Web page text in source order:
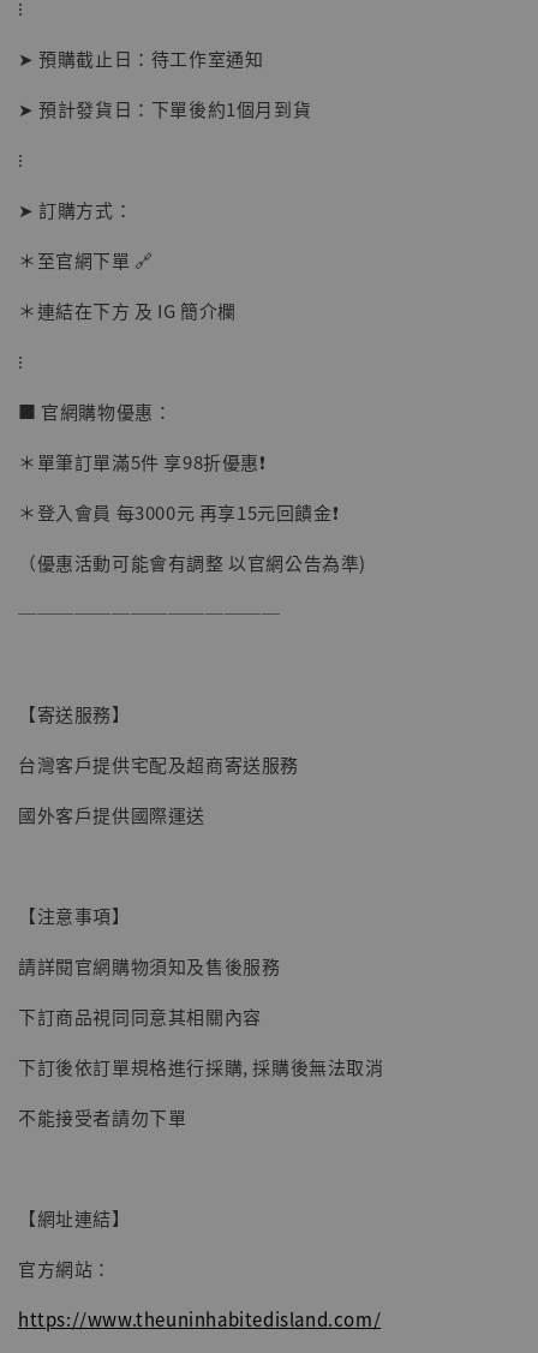
【店內現貨】海賊王 系列蒐藏雕像 布魯克達
NT$ 1,870
加購優惠【讓子彈飛 鵝城縣長 張麻子 [BK01]】
【現貨】BJSTUDIO 1/6系列可動蒐藏人偶 讓
NT$ 4,980
NT$ 5,300
⁝
➤ 預購截止日：待工作室通知
➤ 預計發貨日：下單後約1個月到貨
⁝
➤ 訂購方式：
＊至官網下單 🔗
＊連結在下方 及 IG 簡介欄
⁝
■ 官網購物優惠：
＊單筆訂單滿5件 享98折優惠❗️
＊登入會員 每3000元 再享15元回饋金❗️
（優惠活動可能會有調整 以官網公告為準)
──────────────
【寄送服務】
台灣客戶提供宅配及超商寄送服務
國外客戶提供國際運送
【注意事項】
請詳閱官網購物須知及售後服務
下訂商品視同同意其相關內容
下訂後依訂單規格進行採購, 採購後無法取消
不能接受者請勿下單
【網址連結】
官方網站：
https://www.theuninhabitedisland.com/